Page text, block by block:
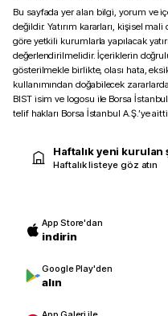
Bu sayfada yer alan bilgi, yorum ve
değildir. Yatırım kararları, kişisel
göre yetkili kurumlarla yapılacak
değerlendirilmelidir. İçeriklerin
gösterilmekle birlikte, olası hata,
kullanımından doğabilecek
BIST isim ve logosu ile Borsa
telif hakları Borsa İstanbul A.Ş.’ye
Haftalık yeni
Haftalık listeye göz atın
App Store'dan
indirin
Google Play'den
alın